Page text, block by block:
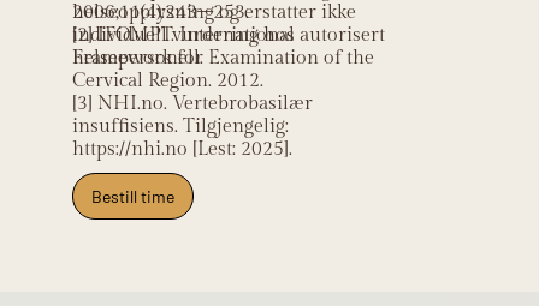
helseopplysning og erstatter ikke
individuell vurdering hos autorisert
helsepersonell.
2006;11(4):243–253.
[2] IFOMPT. International
Framework for Examination of the
Cervical Region. 2012.
[3] NHI.no. Vertebrobasilær
insuffisiens. Tilgjengelig:
https://nhi.no [Lest: 2025].
Bestill time